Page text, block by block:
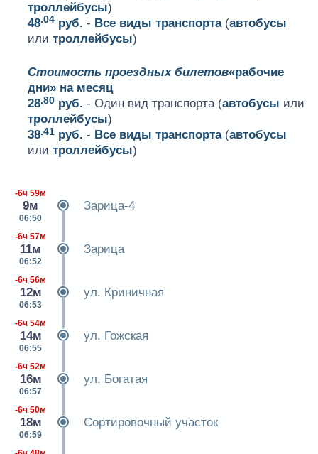
троллейбусы)
48.04 руб. - Все виды транспорта(автобусы
илитроллейбусы)
Стоимость проездных билетов«рабочие
дни» на месяц
28.80 руб. - Один вид транспорта (автобусы или
троллейбусы)
38.41 руб. - Все виды транспорта(автобусы
илитроллейбусы)
-6ч 59м
9м
06:50
Зарица-4
-6ч 57м
11м
06:52
Зарица
-6ч 56м
12м
06:53
ул. Криничная
-6ч 54м
14м
06:55
ул. Гожская
-6ч 52м
16м
06:57
ул. Богатая
-6ч 50м
18м
06:59
Сортировочный участок